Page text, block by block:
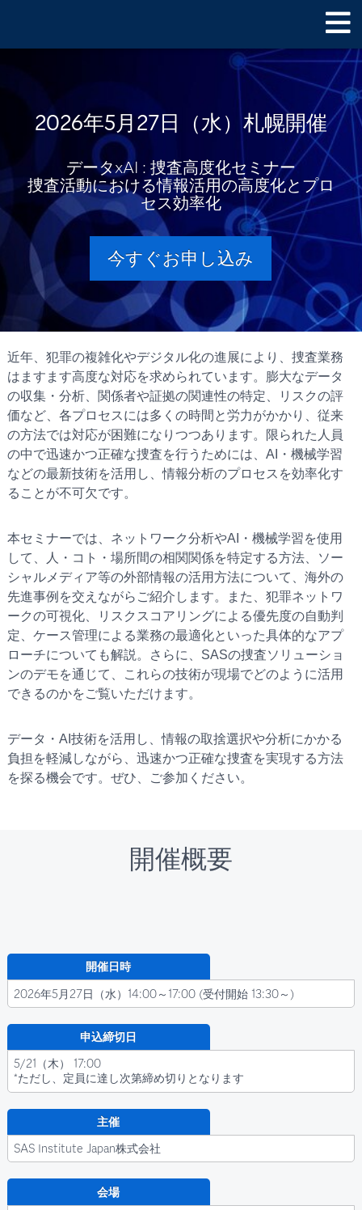
2026年5月27日（水）札幌開催
データxAI : 捜査高度化セミナー
捜査活動における情報活用の高度化とプロ
セス効率化​
今すぐお申し込み
近年、犯罪の複雑化やデジタル化の進展により、捜査業務
はますます高度な対応を求められています。膨大なデータ
の収集・分析、関係者や証拠の関連性の特定、リスクの評
価など、各プロセスには多くの時間と労力がかかり、従来
の方法では対応が困難になりつつあります。限られた人員
の中で迅速かつ正確な捜査を行うためには、AI・機械学習
などの最新技術を活用し、情報分析のプロセスを効率化す
ることが不可欠です。
本セミナーでは、ネットワーク分析やAI・機械学習を使用
して、人・コト・場所間の相関関係を特定する方法、ソー
シャルメディア等の外部情報の活用方法について、海外の
先進事例を交えながらご紹介します。また、犯罪ネットワ
ークの可視化、リスクスコアリングによる優先度の自動判
定、ケース管理による業務の最適化といった具体的なアプ
ローチについても解説。さらに、SASの捜査ソリューショ
ンのデモを通じて、これらの技術が現場でどのように活用
できるのかをご覧いただけます。
データ・AI技術を活用し、情報の取捨選択や分析にかかる
負担を軽減しながら、迅速かつ正確な捜査を実現する方法
を探る機会です。ぜひ、ご参加ください。
開催概要
開催日時
2026年5月27日（水）14:00～17:00 (受付開始 13:30～)
申込締切日
5/21（木） 17:00
*ただし、定員に達し次第締め切りとなります
主催
SAS Institute Japan株式会社
会場